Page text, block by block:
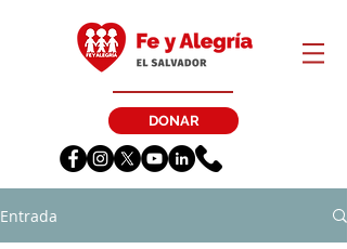
DONAR
Entrada